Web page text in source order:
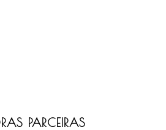
PARCEIRAS